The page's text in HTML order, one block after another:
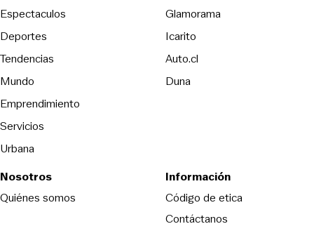
Espectaculos
Deportes
Tendencias
Mundo
Emprendimiento
Servicios
Urbana
Glamorama
Icarito
Auto.cl
DunaOpens in new window
Nosotros
Quiénes somos
Información
Código de eticaOpens in new
Contáctanos